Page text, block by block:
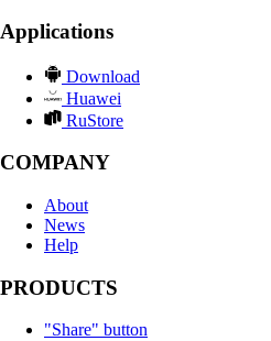
Applications
Download
Huawei
RuStore
COMPANY
About
News
Help
PRODUCTS
"Share" button